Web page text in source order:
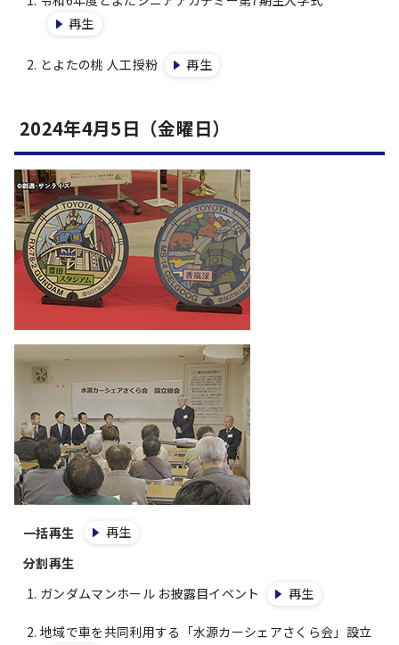
再生
とよたの桃 人工授粉 再生
2024年4月5日（金曜日）
一括再生
再生
分割再生
ガンダムマンホール お披露目イベント
再生
地域で車を共同利用する「水源カーシェアさくら会」設立